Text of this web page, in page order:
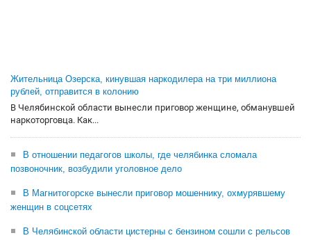
Жительница Озерска, кинувшая наркодилера на три миллиона
рублей, отправится в колонию
В Челябинской области вынесли приговор женщине, обманувшей
наркоторговца. Как...
В отношении педагогов школы, где челябинка сломала
позвоночник, возбудили уголовное дело
В Магнитогорске вынесли приговор мошеннику, охмурявшему
женщин в соцсетях
В Челябинской области цистерны с бензином сошли с рельсов